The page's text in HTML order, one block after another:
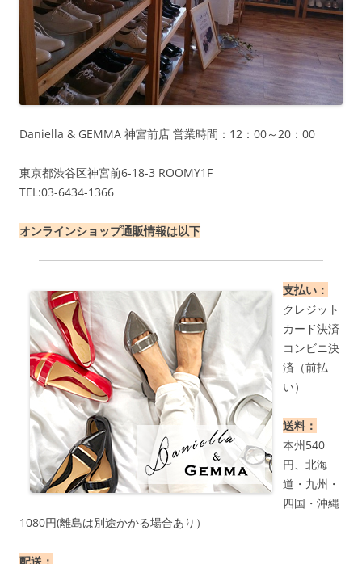
Daniella & GEMMA 神宮前店 営業時間：12：00～20：00
東京都渋谷区神宮前6-18-3 ROOMY1F
TEL:03-6434-1366
オンラインショップ通販情報は以下
支払い：
クレジット
カード決済
コンビニ決
済（前払
い）
送料：
本州540
円、北海
道・九州・
四国・沖縄
1080円(離島は別途かかる場合あり）
配送：